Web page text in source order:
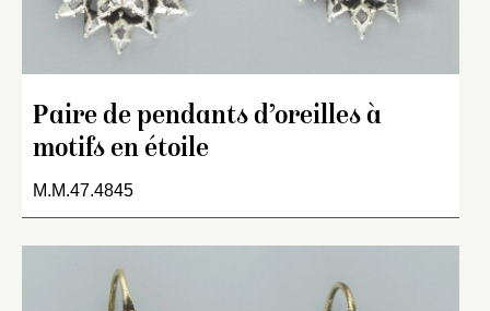
Paire de pendants d’oreilles à
motifs en étoile
M.M.47.4845